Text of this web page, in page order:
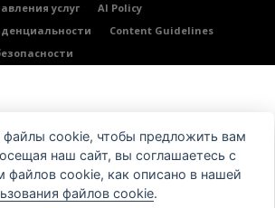
услуг
AI Policy
Content Guidelines
cookie, чтобы предложить вам
наш сайт, вы соглашаетесь с
файлов cookie, как описано в нашей
файлов cookie.